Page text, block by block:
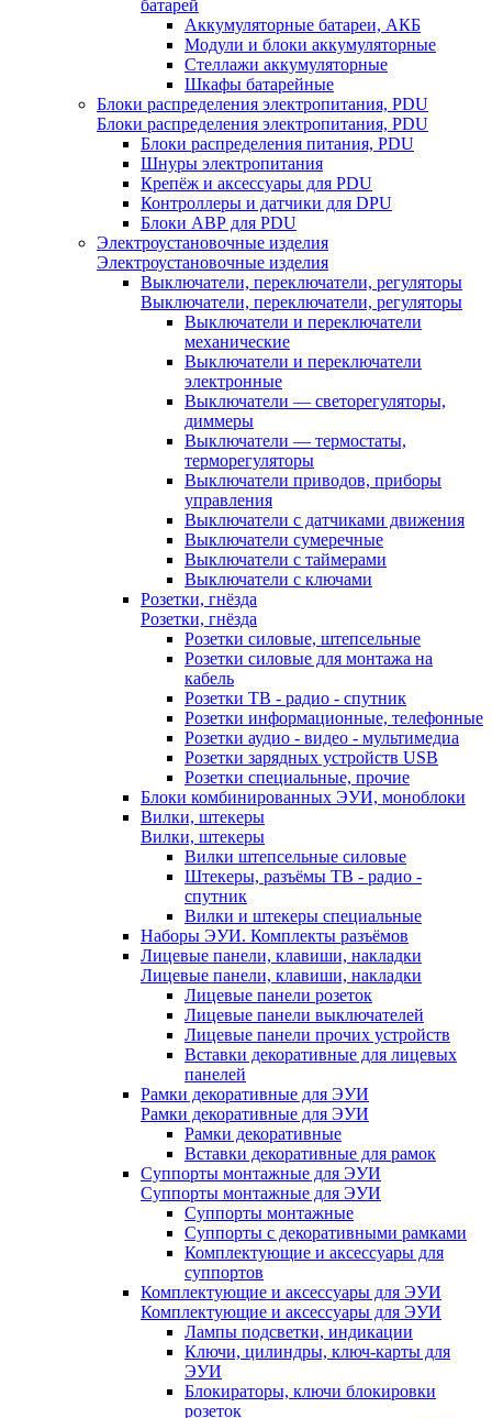
батарей
Аккумуляторные батареи, АКБ
Модули и блоки аккумуляторные
Стеллажи аккумуляторные
Шкафы батарейные
Блоки распределения электропитания, PDU
Блоки распределения электропитания, PDU
Блоки распределения питания, PDU
Шнуры электропитания
Крепёж и аксессуары для PDU
Контроллеры и датчики для DPU
Блоки АВР для PDU
Электроустановочные изделия
Электроустановочные изделия
Выключатели, переключатели, регуляторы
Выключатели, переключатели, регуляторы
Выключатели и переключатели
механические
Выключатели и переключатели
электронные
Выключатели — светорегуляторы,
диммеры
Выключатели — термостаты,
терморегуляторы
Выключатели приводов, приборы
управления
Выключатели с датчиками движения
Выключатели сумеречные
Выключатели с таймерами
Выключатели с ключами
Розетки, гнёзда
Розетки, гнёзда
Розетки силовые, штепсельные
Розетки силовые для монтажа на
кабель
Розетки ТВ - радио - спутник
Розетки информационные, телефонные
Розетки аудио - видео - мультимедиа
Розетки зарядных устройств USB
Розетки специальные, прочие
Блоки комбинированных ЭУИ, моноблоки
Вилки, штекеры
Вилки, штекеры
Вилки штепсельные силовые
Штекеры, разъёмы ТВ - радио -
спутник
Вилки и штекеры специальные
Наборы ЭУИ. Комплекты разъёмов
Лицевые панели, клавиши, накладки
Лицевые панели, клавиши, накладки
Лицевые панели розеток
Лицевые панели выключателей
Лицевые панели прочих устройств
Вставки декоративные для лицевых
панелей
Рамки декоративные для ЭУИ
Рамки декоративные для ЭУИ
Рамки декоративные
Вставки декоративные для рамок
Суппорты монтажные для ЭУИ
Суппорты монтажные для ЭУИ
Суппорты монтажные
Суппорты с декоративными рамками
Комплектующие и аксессуары для
суппортов
Комплектующие и аксессуары для ЭУИ
Комплектующие и аксессуары для ЭУИ
Лампы подсветки, индикации
Ключи, цилиндры, ключ-карты для
ЭУИ
Блокираторы, ключи блокировки
розеток